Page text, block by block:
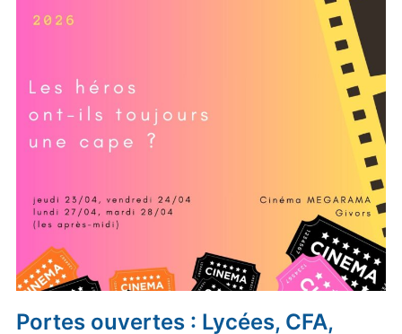
Portes ouvertes : Lycées, CFA,